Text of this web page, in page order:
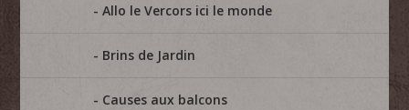
Allo le Vercors ici le monde
Brins de Jardin
Causes aux balcons